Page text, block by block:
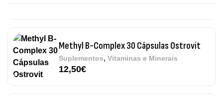
Methyl B-Complex 30 Cápsulas Ostrovit
Suplementos,Vitaminas e Minerais
12,50€